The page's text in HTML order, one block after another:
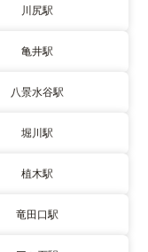
川尻駅
亀井駅
八景水谷駅
堀川駅
植木駅
竜田口駅